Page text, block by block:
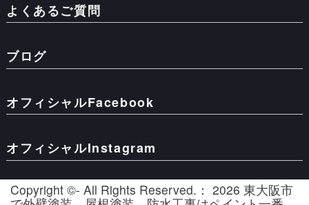
よくあるご質問
ブログ
オフィシャルFacebook
オフィシャルInstagram
Copyright ©- All Rights Reserved.： 2026 東大阪市